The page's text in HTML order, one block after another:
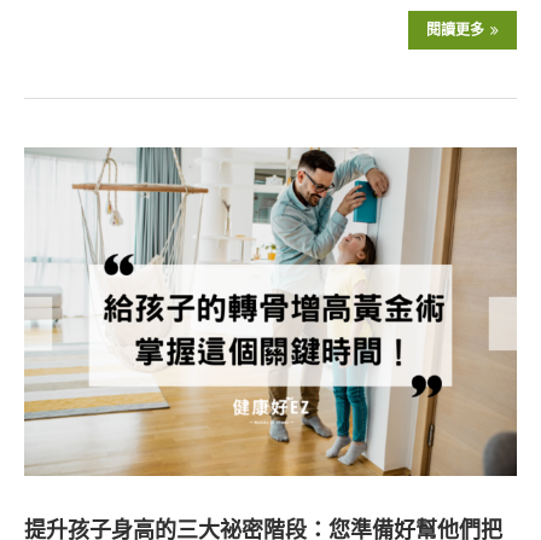
閱讀更多
提升孩子身高的三大祕密階段：您準備好幫他們把